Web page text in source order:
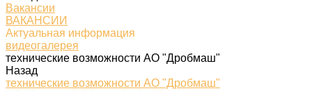
Вакансии
ВАКАНСИИ
Актуальная информация
видеогалерея
технические возможности АО "Дробмаш"
Назад
технические возможности АО "Дробмаш"